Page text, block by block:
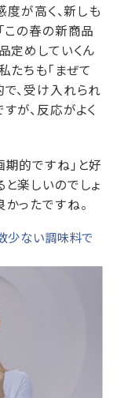
が高く、新しも
この春の新商品
定めしていくん
たちも「まぜて
、受け入れられ
が、反応がよく
的ですね」と好
楽しいのでしょ
ったですね。
少ない調味料で